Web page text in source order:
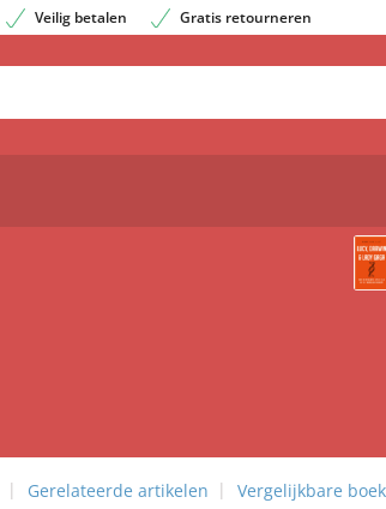
Veilig betalen Gratis retourneren
Gerelateerde artikelen Vergelijkbare